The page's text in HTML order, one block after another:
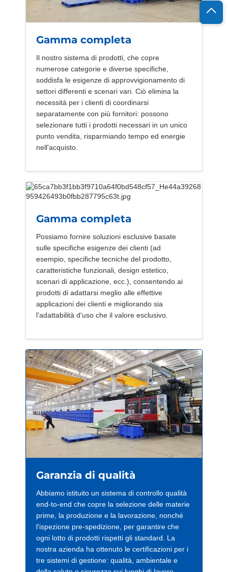
Gamma completa
Il nostro sistema di prodotti, che copre
numerose categorie e diverse specifiche,
soddisfa le esigenze di approvvigionamento di
settori differenti e scenari vari. Ciò elimina la
necessità per i clienti di coordinarsi
separatamente con più fornitori: possono
selezionare tutti i prodotti necessari in un unico
punto vendita, risparmiando tempo ed energie
nell'acquisto.
Gamma completa
Possiamo fornire soluzioni esclusive basate
sulle specifiche esigenze dei clienti (ad
esempio, specifiche tecniche del prodotto,
caratteristiche funzionali, design estetico,
scenari di applicazione, ecc.), consentendo ai
prodotti di adattarsi meglio alle effettive
applicazioni dei clienti e migliorando sia
l'adattabilità d'uso che il valore esclusivo.
Garanzia di qualità
Abbiamo istituito un sistema di controllo qualità
end-to-end che copre la selezione delle materie
prime, la produzione e la lavorazione, nonché
l'ispezione pre-spedizione, per garantire che
ogni lotto di prodotti rispetti gli standard. La
nostra azienda ha ottenuto le certificazioni per i
tre sistemi di gestione: qualità, ambientale e